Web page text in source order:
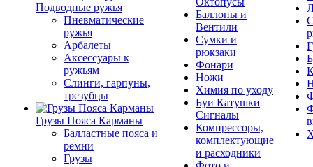
Подводные ружья
Пневматические
ружья
Арбалеты
Аксессуары к
ружьям
Слинги, гарпуны,
трезубцы
Грузы Пояса Карманы
Балластные пояса и
ремни
Грузы
Баллоны и
Вентили
Сумки и
рюкзаки
Фонари
Ножи
Химия по уходу
Буи Катушки
Сигналы
Компрессоры,
комплектующие
и расходники